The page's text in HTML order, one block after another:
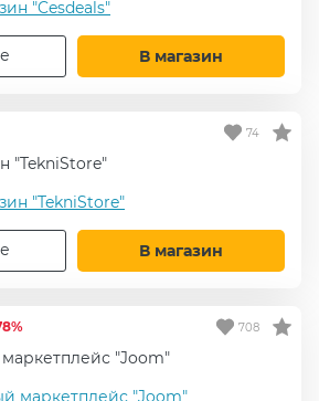
В магазин
74
"TekniStore"
В магазин
708
"Joom"